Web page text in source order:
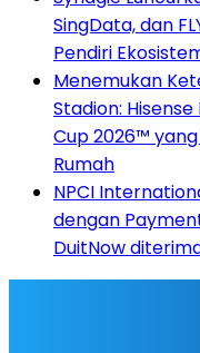
SingData, dan
Pendiri
Menemukan
Stadion:
Cup 2026™ yang
Rumah
NPCI
dengan
DuitNow